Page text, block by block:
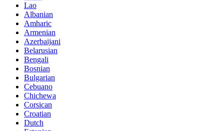
Lao
Albanian
Amharic
Armenian
Azerbaijani
Belarusian
Bengali
Bosnian
Bulgarian
Cebuano
Chichewa
Corsican
Croatian
Dutch